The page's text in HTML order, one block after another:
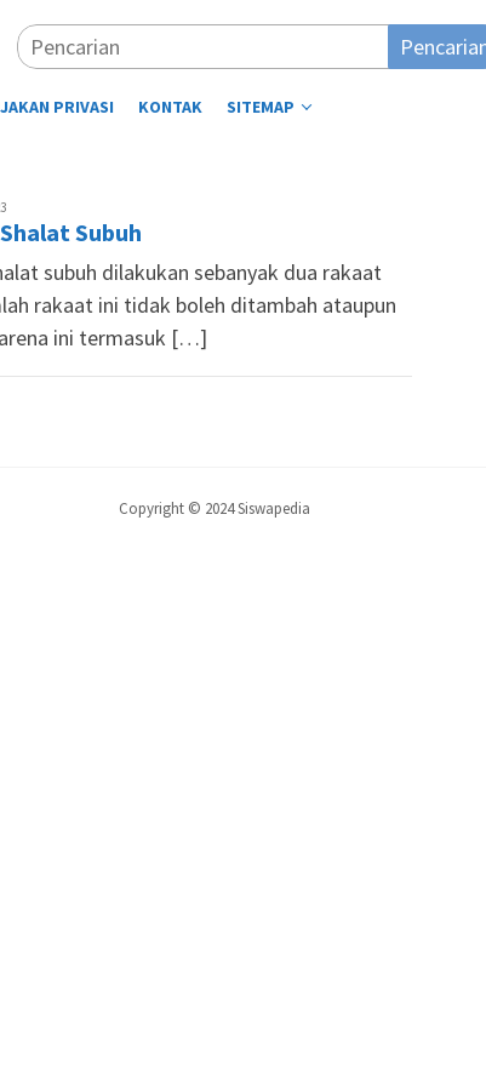
PRIVASI KONTAK SITEMAP
Subuh
subuh dilakukan sebanyak dua rakaat
rakaat ini tidak boleh ditambah ataupun
ini termasuk […]
Copyright © 2024 Siswapedia